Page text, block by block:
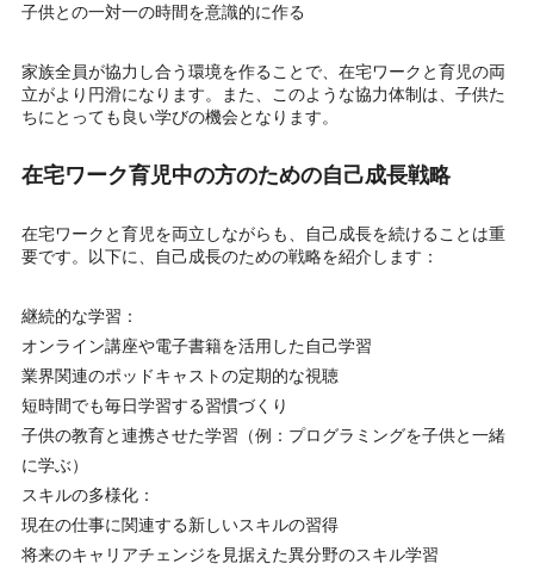
子供との一対一の時間を意識的に作る
家族全員が協力し合う環境を作ることで、在宅ワークと育児の両
立がより円滑になります。また、このような協力体制は、子供た
ちにとっても良い学びの機会となります。
在宅ワーク育児中の方のための自己成長戦略
在宅ワークと育児を両立しながらも、自己成長を続けることは重
要です。以下に、自己成長のための戦略を紹介します：
継続的な学習：
オンライン講座や電子書籍を活用した自己学習
業界関連のポッドキャストの定期的な視聴
短時間でも毎日学習する習慣づくり
子供の教育と連携させた学習（例：プログラミングを子供と一緒
に学ぶ）
スキルの多様化：
現在の仕事に関連する新しいスキルの習得
将来のキャリアチェンジを見据えた異分野のスキル学習